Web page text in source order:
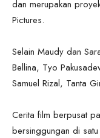
dan merupakan
Pictures.
Selain Maudy dan
Bellina, Tyo
Samuel Rizal, Tanta
Cerita film berpusat
bersinggungan di satu